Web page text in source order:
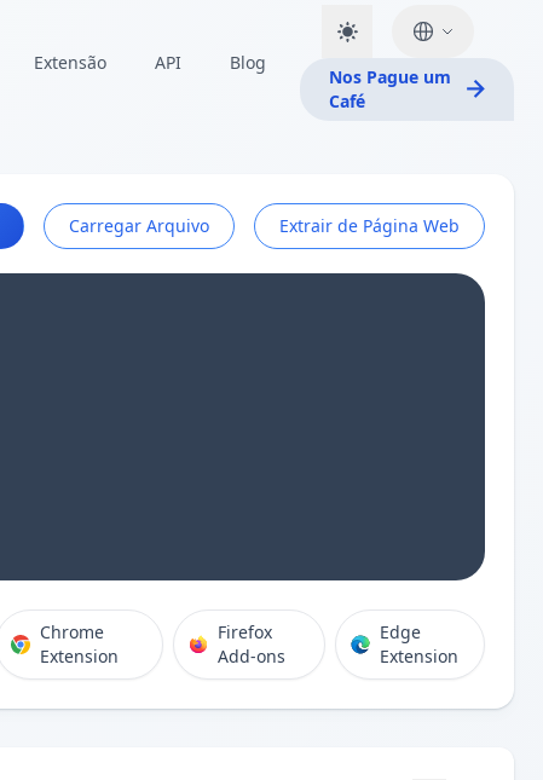
Extensão API Blog
Nos Pague um
Café
Carregar Arquivo Extrair de Página Web
Chrome
Extension
Firefox
Add-ons
Edge
Extension